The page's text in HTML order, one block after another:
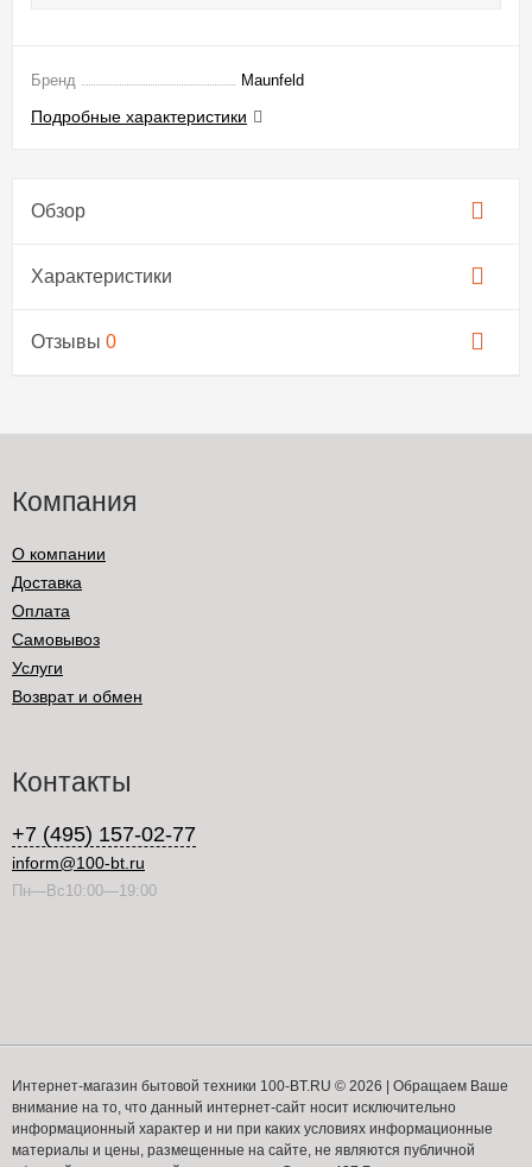
Бренд Maunfeld
Подробные характеристики
Обзор
Характеристики
Отзывы 0
Компания
О компании
Доставка
Оплата
Самовывоз
Услуги
Возврат и обмен
Контакты
+7 (495) 157-02-77
inform@100-bt.ru
Пн—Вс10:00—19:00
Интернет-магазин бытовой техники 100-BT.RU © 2026 | Обращаем Ваше
внимание на то, что данный интернет-сайт носит исключительно
информационный характер и ни при каких условиях информационные
материалы и цены, размещенные на сайте, не являются публичной